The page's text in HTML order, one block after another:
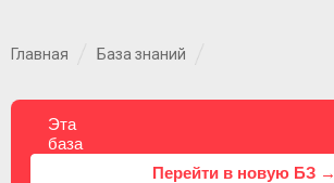
Главная База знаний
Эта
база
Перейти в новую БЗ →